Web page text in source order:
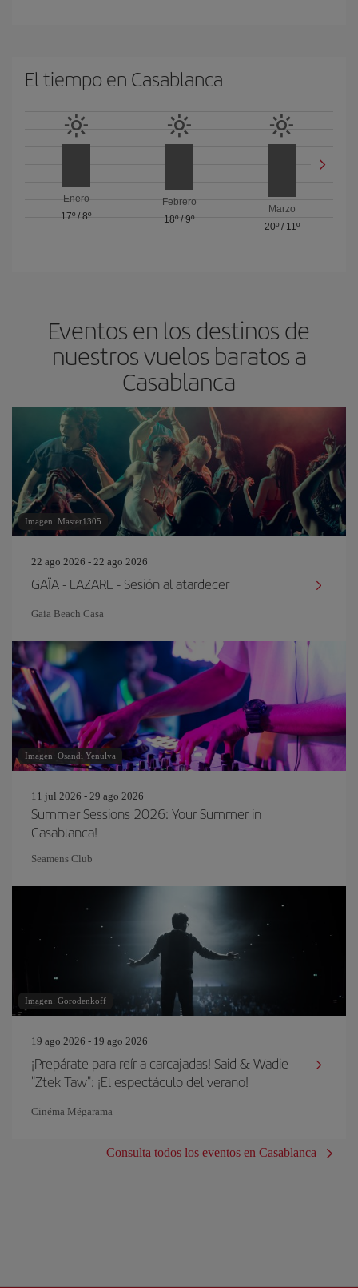
El tiempo en Casablanca
Enero
17º /8º
Febrero
18º/ 9º
Marzo
20º/ 11º
Eventos en los destinos de
nuestros vuelos baratos a
Casablanca
Imagen: Master1305
22 ago 2026 - 22 ago 2026
GAÏA - LAZARE - Sesión al atardecer
Gaia Beach Casa
Imagen: Osandi Yenulya
11 jul 2026 - 29 ago 2026
Summer Sessions 2026: Your Summer in
Casablanca!
Seamens Club
Imagen: Gorodenkoff
19 ago 2026 - 19 ago 2026
¡Prepárate para reír a carcajadas! Said & Wadie -
"Ztek Taw": ¡El espectáculo del verano!
Cinéma Mégarama
Consulta todos los eventos en Casablanca